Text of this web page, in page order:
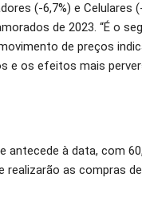
(-6,7%) e Celulares
de 2023. “É o
de preços
e os efeitos mais
antecede à data, com
realizarão as compras